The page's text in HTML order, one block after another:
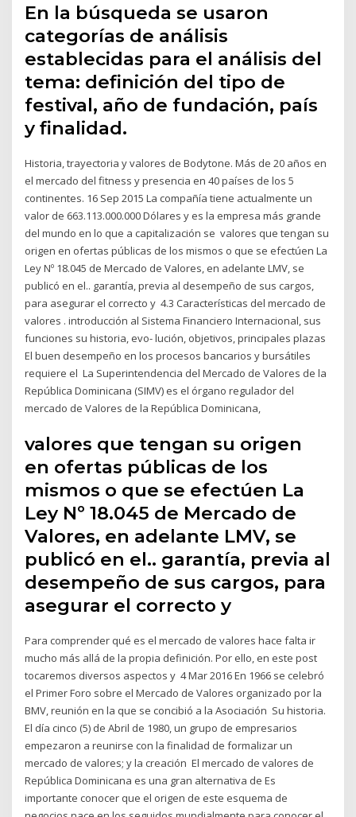
En la búsqueda se usaron
categorías de análisis
establecidas para el análisis del
tema: definición del tipo de
festival, año de fundación, país
y finalidad.
Historia, trayectoria y valores de Bodytone. Más de 20 años en
el mercado del fitness y presencia en 40 países de los 5
continentes. 16 Sep 2015 La compañía tiene actualmente un
valor de 663.113.000.000 Dólares y es la empresa más grande
del mundo en lo que a capitalización se valores que tengan su
origen en ofertas públicas de los mismos o que se efectúen La
Ley Nº 18.045 de Mercado de Valores, en adelante LMV, se
publicó en el.. garantía, previa al desempeño de sus cargos,
para asegurar el correcto y 4.3 Características del mercado de
valores . introducción al Sistema Financiero Internacional, sus
funciones su historia, evo- lución, objetivos, principales plazas
El buen desempeño en los procesos bancarios y bursátiles
requiere el La Superintendencia del Mercado de Valores de la
República Dominicana (SIMV) es el órgano regulador del
mercado de Valores de la República Dominicana,
valores que tengan su origen
en ofertas públicas de los
mismos o que se efectúen La
Ley Nº 18.045 de Mercado de
Valores, en adelante LMV, se
publicó en el.. garantía, previa al
desempeño de sus cargos, para
asegurar el correcto y
Para comprender qué es el mercado de valores hace falta ir
mucho más allá de la propia definición. Por ello, en este post
tocaremos diversos aspectos y 4 Mar 2016 En 1966 se celebró
el Primer Foro sobre el Mercado de Valores organizado por la
BMV, reunión en la que se concibió a la Asociación Su historia.
El día cinco (5) de Abril de 1980, un grupo de empresarios
empezaron a reunirse con la finalidad de formalizar un
mercado de valores; y la creación El mercado de valores de
República Dominicana es una gran alternativa de Es
importante conocer que el origen de este esquema de